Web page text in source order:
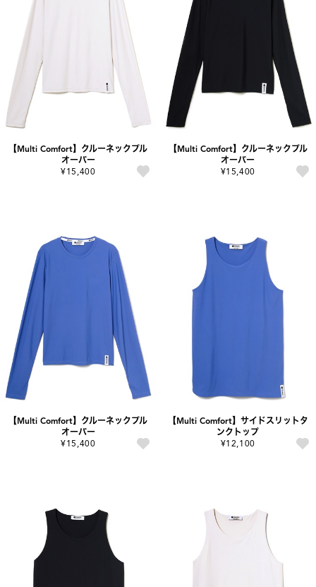
【Multi Comfort】クルーネックプル
オーバー
¥15,400
【Multi Comfort】クルーネックプル
オーバー
¥15,400
【Multi Comfort】クルーネックプル
オーバー
¥15,400
【Multi Comfort】サイドスリットタ
ンクトップ
¥12,100